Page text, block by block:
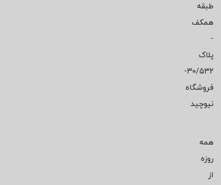
طبقه
همکف
-
پلاک
۳۰/۵۳۲-
فروشگاه
نیوچید
همه
روزه
از